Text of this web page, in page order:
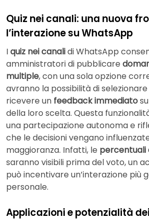
Quiz nei canali: una nuova
l’interazione su WhatsApp
Iquiz nei canalidi WhatsApp
amministratori di pubblicare
multiple, con una sola opzione
avranno la possibilità di
ricevere un feedback immediato
della loro scelta. Questa
una partecipazione autonoma e
che le decisioni vengano
maggioranza. Infatti, le percentuali
saranno visibili prima del voto, un
può incentivare un’interazione più
personale.
Applicazioni e potenzialità